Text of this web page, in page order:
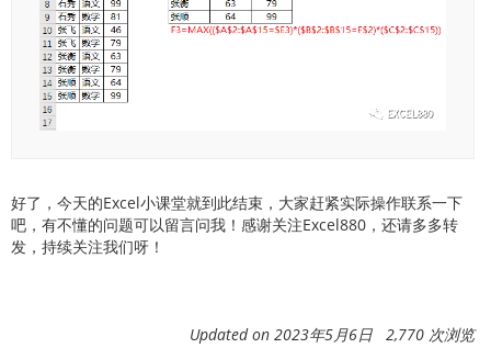
好了，今天的Excel小课堂就到此结束，大家赶紧实际操作联系一下
吧，有不懂的问题可以留言问我！感谢关注Excel880，还请多多转
发，持续关注我们呀！
Updated on 2023年5月6日 2,770 次浏览